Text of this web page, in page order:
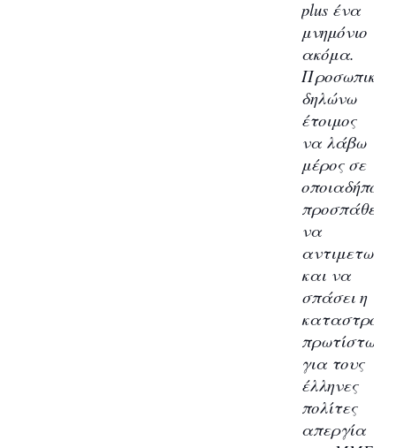
plus ένα
μνημόνιο
ακόμα.
δηλώνω
έτοιμος
να λάβω
μέρος σε
οποιαδήποτε
προσπάθεια
να
και να
σπάσει η
πρωτίστως
για τους
έλληνες
πολίτες
απεργία